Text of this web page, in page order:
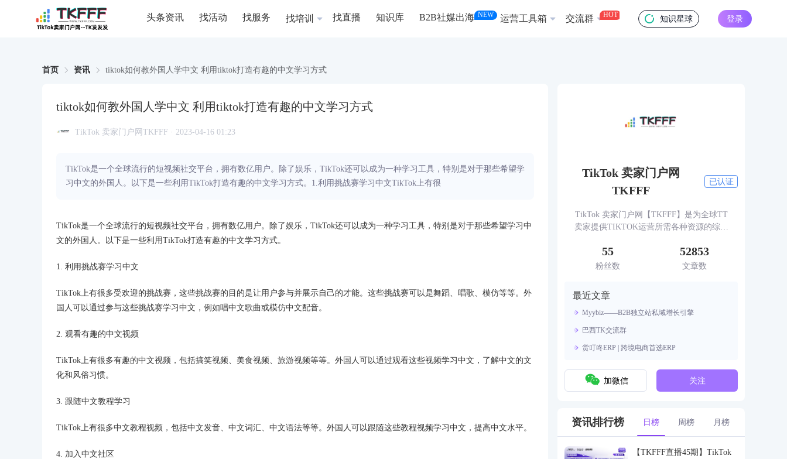
头条资讯 找活动 找服务 找培训 找直播 知识库 B2B社媒出海 NEW 运营工具箱 交流群 HOT 知识星球 登录
首页 资讯 tiktok如何教外国人学中文 利用tiktok打造有趣的中文学习方式
tiktok如何教外国人学中文 利用tiktok打造有趣的中文学习方式
TikTok 卖家门户网TKFFF · 2023-04-16 01:23
TikTok是一个全球流行的短视频社交平台，拥有数亿用户。除了娱乐，TikTok还可以成为一种学习工具，特别是对于那些希望学
习中文的外国人。以下是一些利用TikTok打造有趣的中文学习方式。1.利用挑战赛学习中文TikTok上有很
TikTok是一个全球流行的短视频社交平台，拥有数亿用户。除了娱乐，TikTok还可以成为一种学习工具，特别是对于那些希望学习中
文的外国人。以下是一些利用TikTok打造有趣的中文学习方式。
1. 利用挑战赛学习中文
TikTok上有很多受欢迎的挑战赛，这些挑战赛的目的是让用户参与并展示自己的才能。这些挑战赛可以是舞蹈、唱歌、模仿等等。外
国人可以通过参与这些挑战赛学习中文，例如唱中文歌曲或模仿中文配音。
2. 观看有趣的中文视频
TikTok上有很多有趣的中文视频，包括搞笑视频、美食视频、旅游视频等等。外国人可以通过观看这些视频学习中文，了解中文的文
化和风俗习惯。
3. 跟随中文教程学习
TikTok上有很多中文教程视频，包括中文发音、中文词汇、中文语法等等。外国人可以跟随这些教程视频学习中文，提高中文水平。
4. 加入中文社区
TikTok 卖家门户网
TKFFF
已认证
TikTok 卖家门户网【TKFFF】是为全球TT
卖家提供TIKTOK运营所需各种资源的综合
坛、社群、活动、人脉、货盘、教学等必备
55
粉丝数
52853
文章数
最近文章
Myybiz——B2B独立站私域增长引擎
巴西TK交流群
货叮咚ERP | 跨境电商首选ERP
加微信 关注
资讯排行榜 日榜 周榜 月榜
【TKFFF直播45期】TikTok